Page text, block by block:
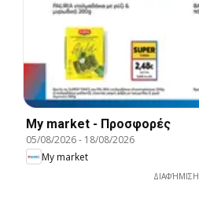
My market - Προσφορές
05/08/2026- 18/08/2026
My market
ΔΙΑΦΉΜΙΣΗ